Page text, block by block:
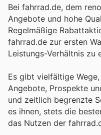
Bei fahrrad.de, dem
Angebote und hohe
Regelmäßige
fahrrad.de zur ersten
Leistungs-Verhältnis zu
Es gibt vielfältige
Angebote, Prospekte
und zeitlich begrenzte
es ihnen, stets die
das Nutzen der